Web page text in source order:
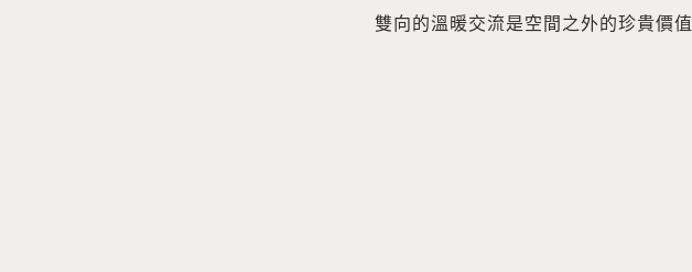
雙向的溫暖交流是空間之外的珍貴價值